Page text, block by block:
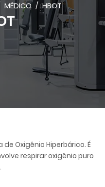
MÉDICO HBOT
Oxigênio Hiperbárico. É
respirar oxigênio puro